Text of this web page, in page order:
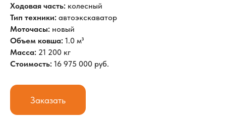
Ходовая часть: колесный
Тип техники: автоэкскаватор
Моточасы: новый
Объем ковша: 1.0 м³
Масса: 21 200 кг
Стоимость: 16 975 000 руб.
Заказать